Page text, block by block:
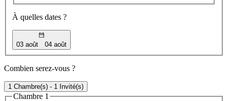
À quelles dates ?
03 août 04 août
Combien serez-vous ?
1 Chambre(s) - 1 Invité(s)
Chambre 1